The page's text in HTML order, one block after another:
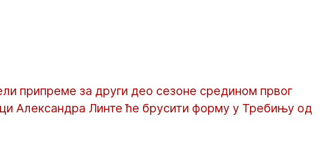
припреме за други део сезоне средином првог
Александра Линте ће брусити форму у Требињу од